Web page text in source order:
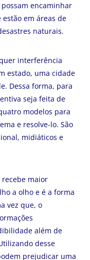
encaminhar
em áreas de
naturais.
interferência
estado, uma cidade
Dessa forma, para
seja feita de
modelos para
e resolve-lo. São
midiáticos e
recebe maior
a olho e é a forma
vez que, o
além de
desse
prejudicar uma